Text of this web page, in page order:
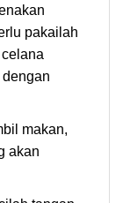
pakailah
makan,
akan